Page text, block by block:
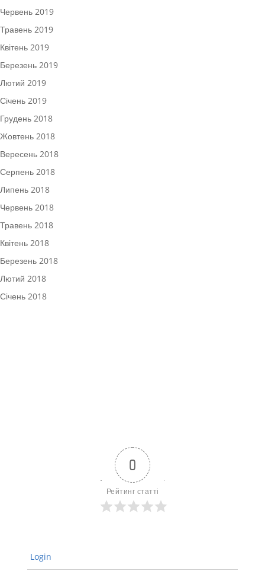
Червень 2019
Травень 2019
Квітень 2019
Березень 2019
Лютий 2019
Січень 2019
Грудень 2018
Жовтень 2018
Вересень 2018
Серпень 2018
Липень 2018
Червень 2018
Травень 2018
Квітень 2018
Березень 2018
Лютий 2018
Січень 2018
0
Рейтинг статті
Login